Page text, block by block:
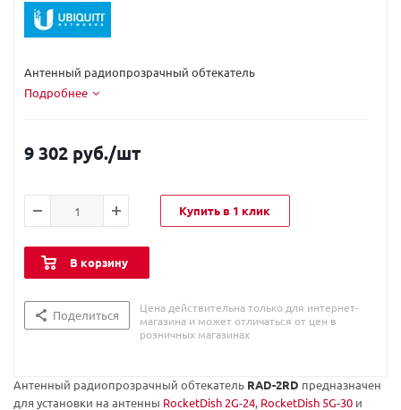
Антенный радиопрозрачный обтекатель
Подробнее
9 302 руб./шт
В корзину
Купить в 1 клик
Поделиться
Цена действительна только для интернет-
магазина и может отличаться от цен в
розничных магазинах
Антенный радиопрозрачный обтекатель RAD-2RD предназначен
для установки на антенны RocketDish 2G-24, RocketDish 5G-30 и